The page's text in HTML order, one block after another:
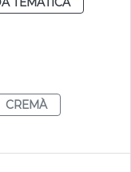
CREMÀ